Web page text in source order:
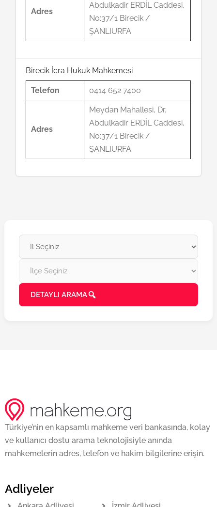
Adres
Abdulkadir ERDİL Caddesi,
No:37/1 Birecik /
ŞANLIURFA
Birecik İcra Hukuk Mahkemesi
Telefon 0414 652 7400
Adres
Meydan Mahallesi, Dr.
Abdulkadir ERDİL Caddesi,
No:37/1 Birecik /
ŞANLIURFA
DETAYLI ARAMA
Türkiye’nin en kapsamlı mahkeme veri bankasında, kolay
ve kullanıcı dostu arama teknolojisiyle anında
mahkemelerin adres, telefon ve hakim bilgilerine erişin.
Adliyeler